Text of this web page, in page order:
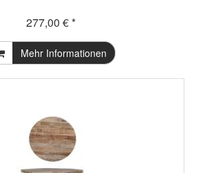
277,00 € *
Mehr Informationen